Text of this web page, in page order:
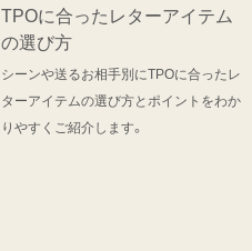
TPOに合ったレターアイテム
の選び方
シーンや送るお相手別にTPOに合ったレ
ターアイテムの選び方とポイントをわか
りやすくご紹介します。